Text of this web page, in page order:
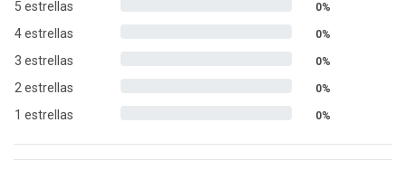
5 estrellas 0%
4 estrellas 0%
3 estrellas 0%
2 estrellas 0%
1 estrellas 0%